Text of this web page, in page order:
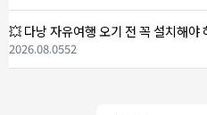
💥 다낭 자유여행 오기 전 꼭 설치해야
2026.08.0552